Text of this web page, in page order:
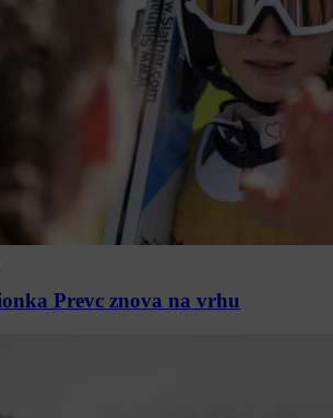
Prevc znova na vrhu